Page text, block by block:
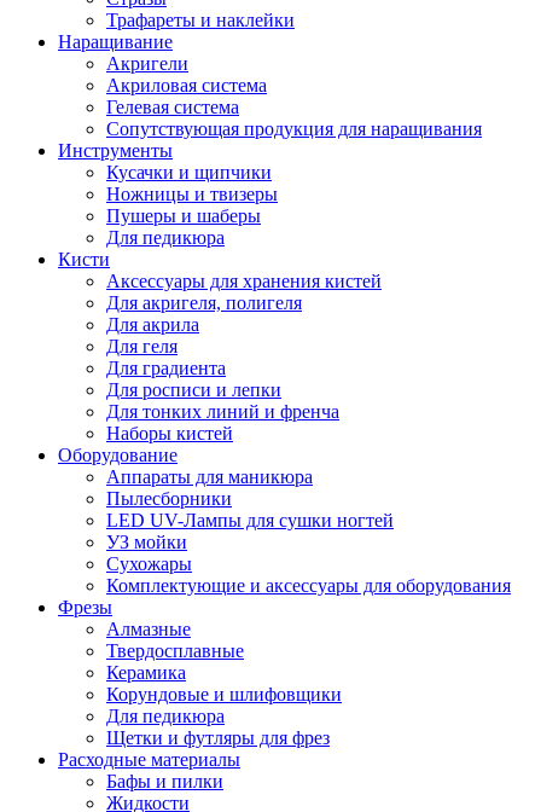
Трафареты и наклейки
Наращивание
Акригели
Акриловая система
Гелевая система
Сопутствующая продукция для наращивания
Инструменты
Кусачки и щипчики
Ножницы и твизеры
Пушеры и шаберы
Для педикюра
Кисти
Аксессуары для хранения кистей
Для акригеля, полигеля
Для акрила
Для геля
Для градиента
Для росписи и лепки
Для тонких линий и френча
Наборы кистей
Оборудование
Аппараты для маникюра
Пылесборники
LED UV-Лампы для сушки ногтей
УЗ мойки
Сухожары
Комплектующие и аксессуары для оборудования
Фрезы
Алмазные
Твердосплавные
Керамика
Корундовые и шлифовщики
Для педикюра
Щетки и футляры для фрез
Расходные материалы
Бафы и пилки
Жидкости